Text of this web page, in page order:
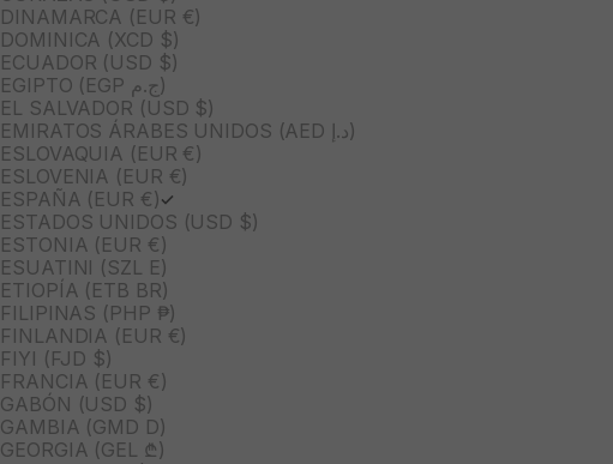
DINAMARCA (EUR €)
DOMINICA (XCD $)
ECUADOR (USD $)
EGIPTO (EGP ج.م)
EL SALVADOR (USD $)
EMIRATOS ÁRABES UNIDOS (AED د.إ)
ESLOVAQUIA (EUR €)
ESLOVENIA (EUR €)
ESPAÑA (EUR €)
ESTADOS UNIDOS (USD $)
ESTONIA (EUR €)
ESUATINI (SZL E)
ETIOPÍA (ETB BR)
FILIPINAS (PHP ₱)
FINLANDIA (EUR €)
FIYI (FJD $)
FRANCIA (EUR €)
GABÓN (USD $)
GAMBIA (GMD D)
GEORGIA (GEL ₾)